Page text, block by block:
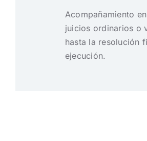
Acompañamiento
juicios ordinarios o
hasta la resolución
ejecución.